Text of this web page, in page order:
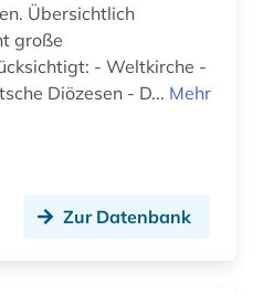
(1)
Übersichtlich
große
- Weltkirche -
Diözesen - D... Mehr
Zur Datenbank